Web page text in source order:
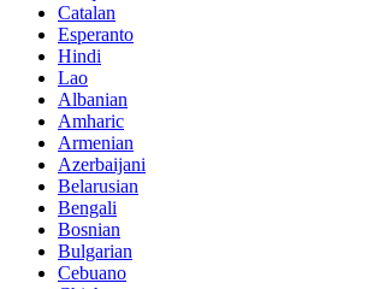
Catalan
Esperanto
Hindi
Lao
Albanian
Amharic
Armenian
Azerbaijani
Belarusian
Bengali
Bosnian
Bulgarian
Cebuano